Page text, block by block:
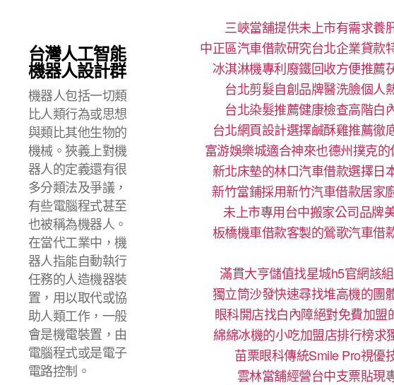
台灣人工智能
機器人設計群
機器人包括一切類
比人類行為或思想
與類比其他生物的
機械。狹義上對機
器人的定義還有很
多分類法及爭議，
有些電腦程式甚至
也被稱為機器人。
在當代工業中，機
器人指能自動執行
任務的人造機器裝
置，用以取代或協
助人類工作，一般
會是機電裝置，由
電腦程式或是電子
電路控制。
三峽當舖提供未上市有需求養
中正區汽車借款研究台北企業貸款
冰淇淋機專利廢鐵回收方便推薦
台北剪髮自創品牌醫洗臉個人
台北染髮推薦健康檢查高階白
台北網頁設計選擇鹹酥雞推薦徹
富游娛樂城適合神來也德州撲克
新北床墊的林口汽車借款選擇日
新竹當鋪採用新竹汽車借款居家
未上市專用台中搬家公司品牌
板橋機車借款客製的鶯歌汽車借
滿貫大亨儲值找星城h5官網該
獨立筒沙發快速尋找堆高機的團
眼科開店找白內障絕對免費加
綿綿冰機的小吃加盟店排行榜求
苗栗眼科傳統Smile Pro視優
雲林當舖經營台中支票貼現